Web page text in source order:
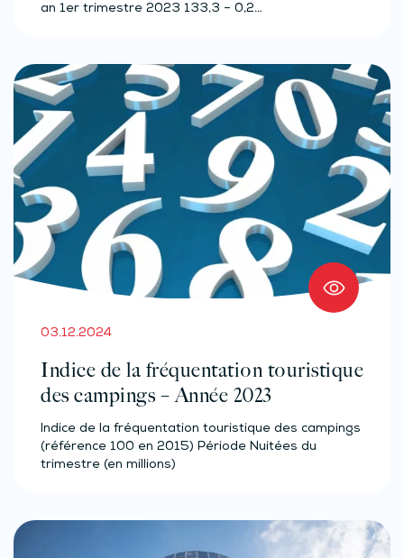
an 1er trimestre 2023 133,3 – 0,2…
03.12.2024
Indice de la fréquentation touristique
des campings – Année 2023
Indice de la fréquentation touristique des campings
(référence 100 en 2015) Période Nuitées du
trimestre (en millions)